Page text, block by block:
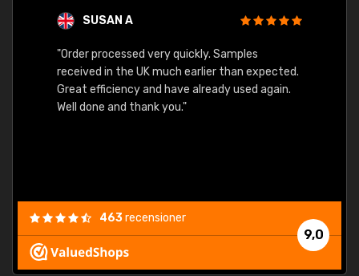
SUSAN A
"Order processed very quickly. Samples
received in the UK much earlier than expected.
Great efficiency and have already used again.
Well done and thank you."
9,0
463recensioner